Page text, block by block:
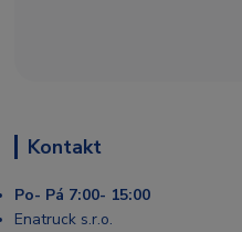
Kontakt
Po- Pá 7:00- 15:00
Enatruck s.r.o.